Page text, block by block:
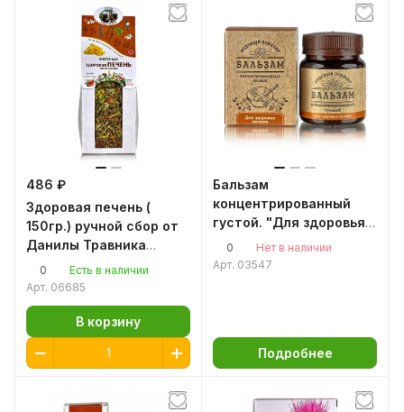
486 ₽
Здоровая печень (
150гр.) ручной сбор от
Данилы Травника
восстанавливает
поврежденные клетки
0
Есть в наличии
Арт. 06685
В корзину
Бальзам
концентрированный
густой. "Для здоровья
печени" 140гр.
0
Нет в наличии
Арт. 03547
Подробнее